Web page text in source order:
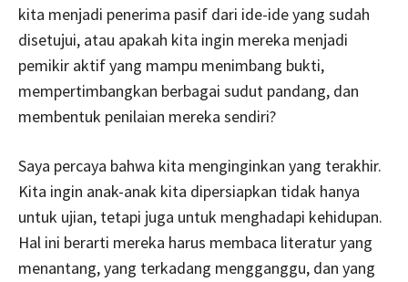
kita menjadi penerima pasif dari ide-ide yang sudah
disetujui, atau apakah kita ingin mereka menjadi
pemikir aktif yang mampu menimbang bukti,
mempertimbangkan berbagai sudut pandang, dan
membentuk penilaian mereka sendiri?
Saya percaya bahwa kita menginginkan yang terakhir.
Kita ingin anak-anak kita dipersiapkan tidak hanya
untuk ujian, tetapi juga untuk menghadapi kehidupan.
Hal ini berarti mereka harus membaca literatur yang
menantang, yang terkadang mengganggu, dan yang